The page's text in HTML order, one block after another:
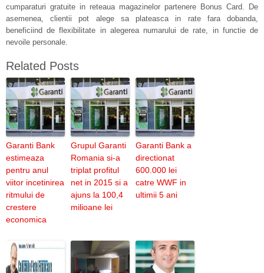
cumparaturi gratuite in reteaua magazinelor partenere Bonus Card. De
asemenea, clientii pot alege sa plateasca in rate fara dobanda,
beneficiind de flexibilitate in alegerea numarului de rate, in functie de
nevoile personale.
Related Posts
Garanti Bank
estimeaza
pentru anul
viitor incetinirea
ritmului de
crestere
economica
Grupul Garanti
Romania si-a
triplat profitul
net in 2015 si a
ajuns la 100,4
milioane lei
Garanti Bank a
directionat
600.000 lei
catre WWF in
ultimii 5 ani